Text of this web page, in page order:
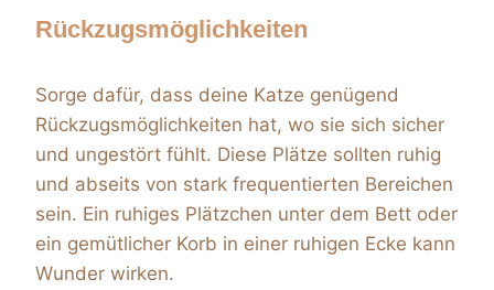
Rückzugsmöglichkeiten
Sorge dafür, dass deine Katze genügend
Rückzugsmöglichkeiten hat, wo sie sich sicher
und ungestört fühlt. Diese Plätze sollten ruhig
und abseits von stark frequentierten Bereichen
sein. Ein ruhiges Plätzchen unter dem Bett oder
ein gemütlicher Korb in einer ruhigen Ecke kann
Wunder wirken.